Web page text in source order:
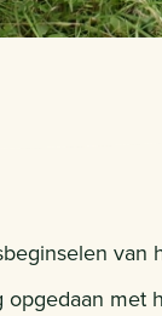
van
met